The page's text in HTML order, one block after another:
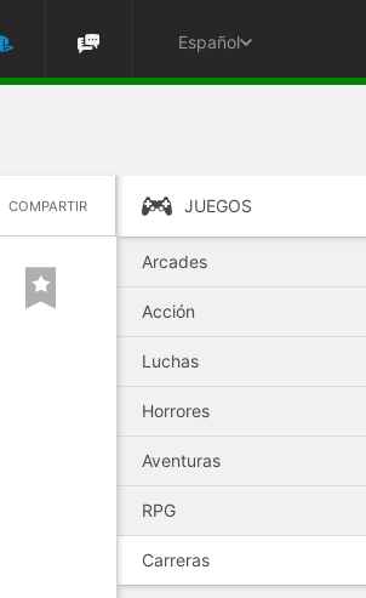
Español
COMPARTIR JUEGOS
Arcades
Acción
Luchas
Horrores
Aventuras
RPG
Carreras